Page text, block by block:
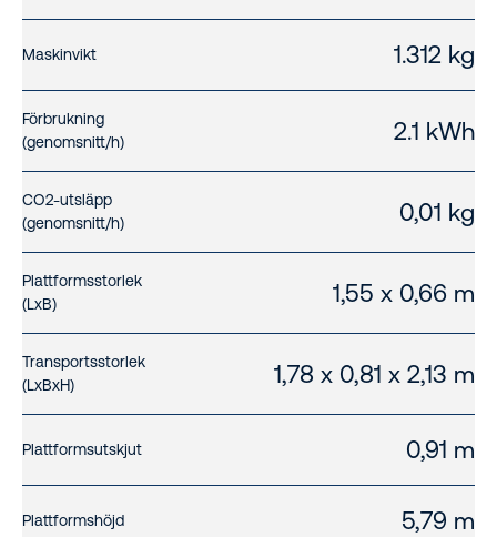
Maskinvikt 1.312 kg
Förbrukning
(genomsnitt/h)
2.1 kWh
CO2-utsläpp
(genomsnitt/h)
0,01 kg
Plattformsstorlek
(LxB)
1,55 x 0,66 m
Transportsstorlek
(LxBxH)
1,78 x 0,81 x 2,13 m
Plattformsutskjut 0,91 m
Plattformshöjd 5,79 m